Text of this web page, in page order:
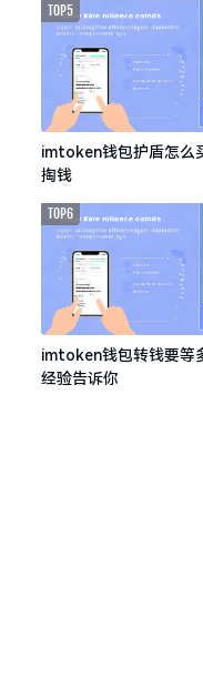
imtoken钱包护盾怎么
掏钱
TOP5
imtoken钱包转钱要等
经验告诉你
TOP6